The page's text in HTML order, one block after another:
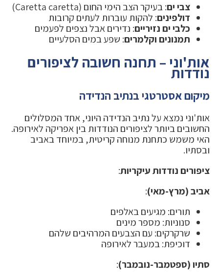
צבי ים: בעיקר הצב הימי החום (Caretta caretta)
דולפינים: להקות עוברות לעתים קרובות
כלבי ים נזיריים: נדירים אבל נצפים לפעמים
תמנונים וקלמרים: שפע במים הסלעיים
אות'וני – תחנה חשובה לציפורים
נודדות
מיקום אסטרטגי בנתיב הנדידה
אות'וני נמצא על נתיב הנדידה היוני, אחד המסלולים
החשובים ביותר לציפורים הנודדות בין אפריקה לאירופה.
האי משמש כתחנת מנוחה קריטית, במיוחד באביב
ובסתיו.
ציפורים נודדות עיקריות:
אביב (מרץ-מאי):
תורים: מגיעים באלפים
סנוניות: מספר מינים
שרקרקים: עם הצבעים המרהיבים שלהם
דוכיפת: במעבר לאירופה
סתיו (ספטמבר-נובמבר):